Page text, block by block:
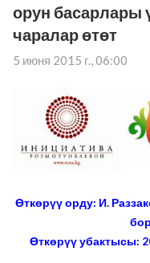
орун басарлары
чаралар өтөт
5 июня 2015 г., 06:00
Өткөрүү орду: И.
Өткөрүү убактысы: